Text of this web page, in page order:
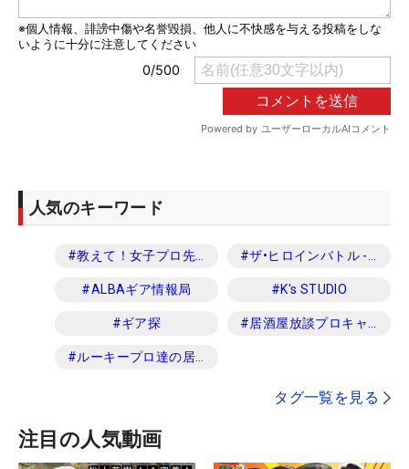
注目の人気動画
人気のキーワード
#教えて！女子プロ先生 #ザ•ヒロインバトル -NEXT BACK 9-
#ALBAギア情報局 #K's STUDIO
#ギア探 #居酒屋放談プロキャディ編
#ルーキープロ達の居酒屋放談
タグ一覧を見る